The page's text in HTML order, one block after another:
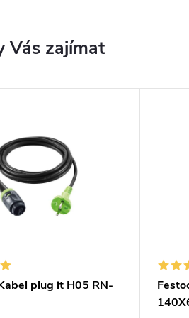
Vás zajímat
plug it H05 RN-